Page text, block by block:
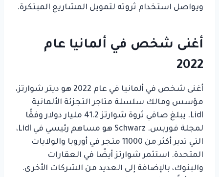
ويواصل استخدام ثروته لتمويل المشاريع المبتكرة.
أغنى شخص في ألمانيا عام
2022
أغنى شخص في ألمانيا في عام 2022 هو ديتر شوارتز،
مؤسس ومالك سلسلة متاجر التجزئة الألمانية
Lidl. يبلغ صافي ثروة شوارتز 41.2 مليار دولار وفقًا
لمجلة فوربس. Schwarz هو مساهم رئيسي في Lidl،
التي تدير أكثر من 11000 متجر في أوروبا والولايات
المتحدة. استثمر شوارتز أيضًا في العقارات
والبنوك، بالإضافة إلى العديد من الشركات الأخرى.